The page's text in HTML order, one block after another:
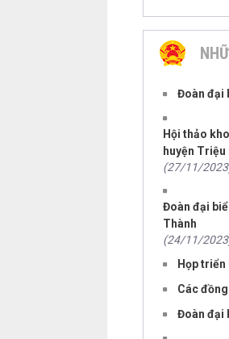
Đoàn đại
Hội thảo
huyện Triệu
(27/11/
Đoàn đại
Thành
(24/11/
Họp
Các
Đoàn đại